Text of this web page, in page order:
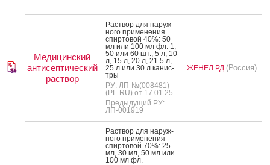
Медицинский
антисептический
раствор
Рас­твор для на­руж­
но­го при­мене­ния
спир­то­вой 40%: 50
мл или 100 мл фл. 1,
50 или 60 шт., 5 л, 10
л, 15 л, 20 л, 21.5 л,
25 л или 30 л ка­нис­
тры
РУ: ЛП-№(008481)-
(РГ-RU) от 17.01.25
Предыдущий РУ:
ЛП-001919
ЖЕНЕЛ РД (Россия)
Рас­твор для на­руж­
но­го при­мене­ния
спир­то­вой 70%: 25
мл, 30 мл, 50 мл или
100 мл фл.